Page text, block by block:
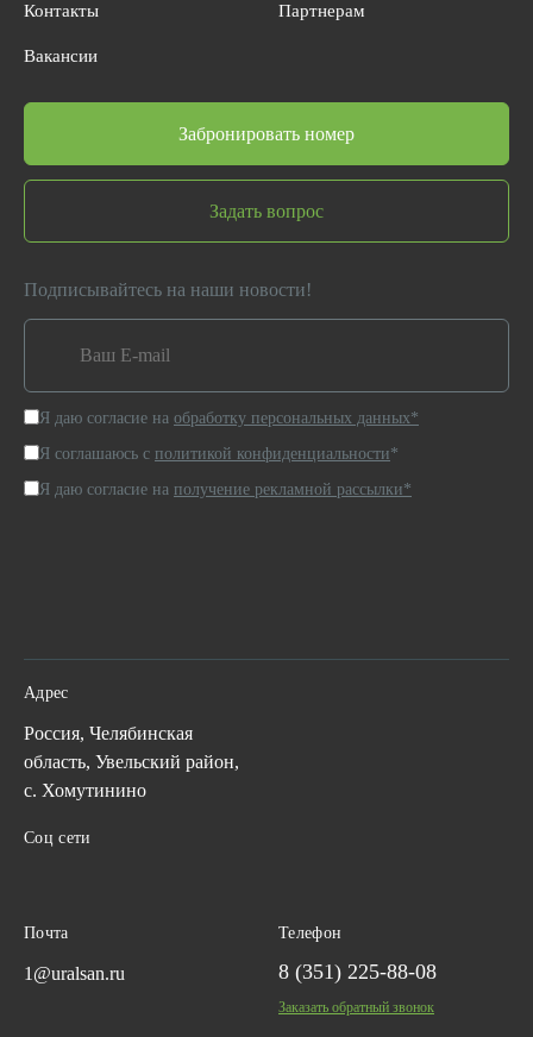
Контакты
Вакансии
Партнерам
Забронировать номер
Задать вопрос
Подписывайтесь на наши новости!
Я даю согласие на обработку персональных данных*
Я соглашаюсь с политикой конфиденциальности*
Я даю согласие на получение рекламной рассылки*
Адрес
Россия, Челябинская
область, Увельский район,
с. Хомутинино
Соц сети
Почта
1@uralsan.ru
Телефон
8 (351) 225-88-08
Заказать обратный звонок